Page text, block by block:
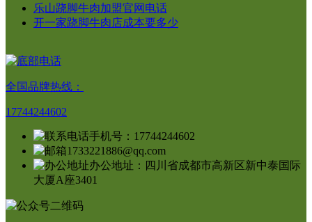
乐山跷脚牛肉加盟官网电话
开一家跷脚牛肉店成本要多少
全国品牌热线：
17744244602
手机号：17744244602
1733221886@qq.com
办公地址：四川省成都市高新区新中泰国际
大厦A座3401